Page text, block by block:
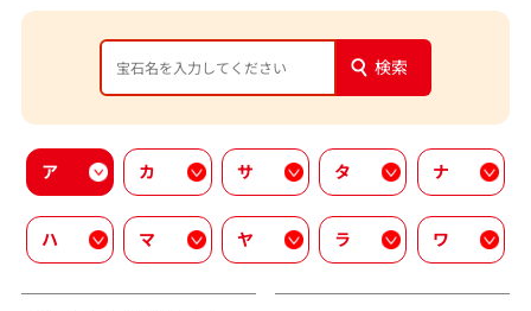
検索
ア カ サ タ ナ
ハ マ ヤ ラ ワ